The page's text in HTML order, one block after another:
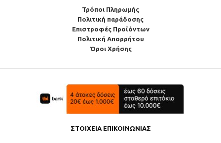
Τρόποι Πληρωμής
Πολιτική παράδοσης
Επιστροφές Προϊόντων
Πολιτική Απορρήτου
Όροι Χρήσης
ΣΤΟΙΧΕΊΑ ΕΠΙΚΟΙΝΩΝΊΑΣ